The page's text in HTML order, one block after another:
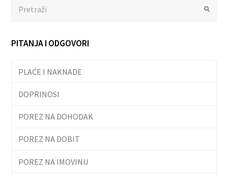
Submit
PITANJA I ODGOVORI
PLAĆE I NAKNADE
DOPRINOSI
POREZ NA DOHODAK
POREZ NA DOBIT
POREZ NA IMOVINU